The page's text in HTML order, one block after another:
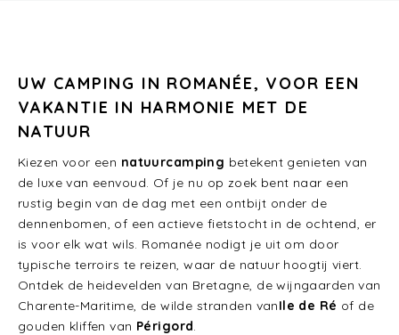
UW CAMPING IN ROMANÉE, VOOR EEN
VAKANTIE IN HARMONIE MET DE
NATUUR
Kiezen voor een natuurcamping betekent genieten van
de luxe van eenvoud. Of je nu op zoek bent naar een
rustig begin van de dag met een ontbijt onder de
dennenbomen, of een actieve fietstocht in de ochtend, er
is voor elk wat wils. Romanée nodigt je uit om door
typische terroirs te reizen, waar de natuur hoogtij viert.
Ontdek de heidevelden van Bretagne, de wijngaarden van
Charente-Maritime, de wilde stranden vanIle de Ré of de
gouden kliffen van Périgord.